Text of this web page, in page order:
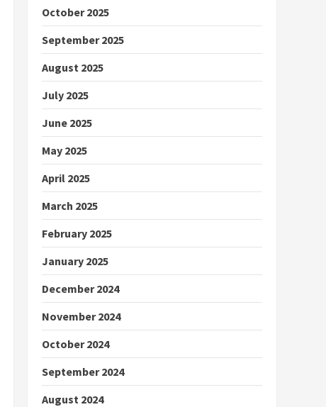
October 2025
September 2025
August 2025
July 2025
June 2025
May 2025
April 2025
March 2025
February 2025
January 2025
December 2024
November 2024
October 2024
September 2024
August 2024